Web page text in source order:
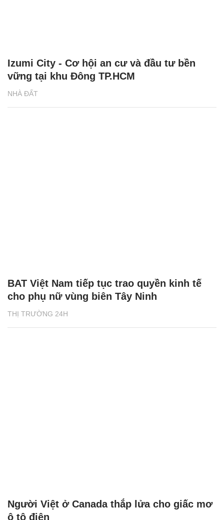
NHÀ ĐẤT
Izumi City - Cơ hội an cư và đầu tư bền
vững tại khu Đông TP.HCM
THỊ TRƯỜNG 24H
BAT Việt Nam tiếp tục trao quyền kinh tế
cho phụ nữ vùng biên Tây Ninh
Người Việt ở Canada thắp lửa cho giấc mơ
ô tô điện